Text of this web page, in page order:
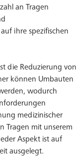
an Tragen
ihre spezifischen
die Reduzierung von
können Umbauten
wodurch
medizinischer
Tragen mit unserem
Aspekt ist auf
ausgelegt.